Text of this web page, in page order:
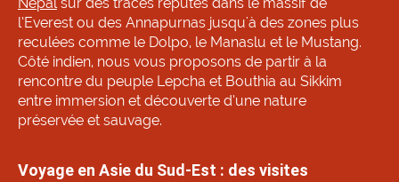
l’Everest ou des Annapurnas jusqu'à des zones plus
reculées comme le Dolpo, le Manaslu et le Mustang.
Côté indien, nous vous proposons de partir à la
rencontre du peuple Lepcha et Bouthia au Sikkim
entre immersion et découverte d’une nature
préservée et sauvage.
Voyage en Asie du Sud-Est : des visites